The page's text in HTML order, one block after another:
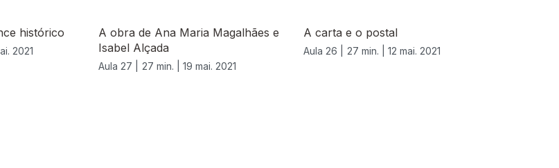
histórico
2021
A obra de Ana Maria Magalhães e
Isabel Alçada
Aula 27 | 27 min. | 19 mai. 2021
A carta e o postal
Aula 26 | 27 min. | 12 mai. 2021